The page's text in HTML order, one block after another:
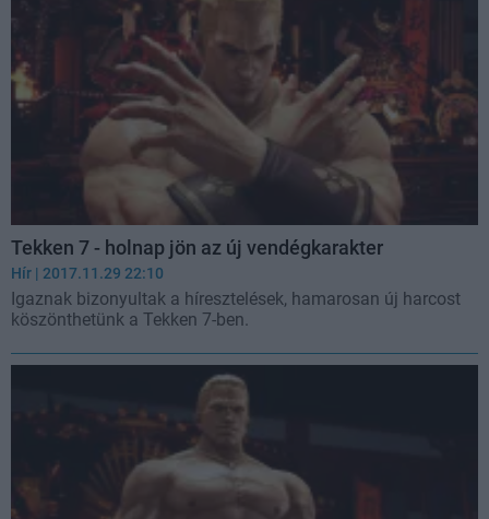
Tekken 7 - holnap jön az új vendégkarakter
Hír | 2017.11.29 22:10
Igaznak bizonyultak a híresztelések, hamarosan új harcost
köszönthetünk a Tekken 7-ben.